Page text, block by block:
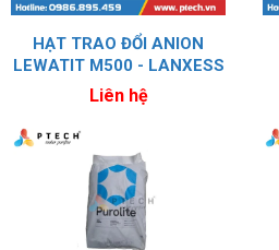
HẠT TRAO ĐỔI ANION
LEWATIT M500 - LANXESS
Liên hệ